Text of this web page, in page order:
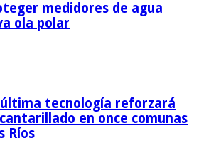
medidores de agua
ola polar
tecnología reforzará
en once comunas
Ríos